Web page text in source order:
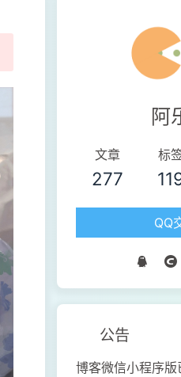
阿
文章
277
标
QQ
公告
博客微信小程序